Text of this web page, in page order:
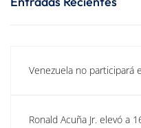
Venezuela no participará
Ronald Acuña Jr. elevó a